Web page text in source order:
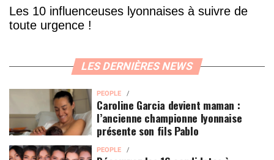
Les 10 influenceuses lyonnaises à suivre de
toute urgence !
LES DERNIÈRES NEWS
PEOPLE
Caroline Garcia devient maman :
l’ancienne championne lyonnaise
présente son fils Pablo
PEOPLE